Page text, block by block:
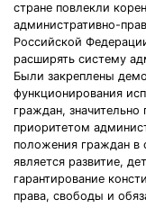
стране повлекли
административно-
Российской
расширять систему
Были закреплены
функционирования
граждан,
приоритетом
положения граждан в
является развитие,
гарантирование
права, свободы и